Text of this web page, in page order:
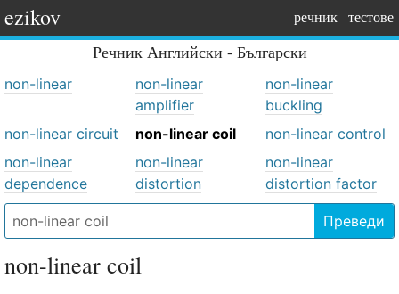
ezikov речник тестове
Речник Английски - Български
non-linear
non-linear
amplifier
non-linear
buckling
non-linear circuit
non-linear coil
non-linear control
non-linear
dependence
non-linear
distortion
non-linear
distortion factor
Преведи
non-linear coil